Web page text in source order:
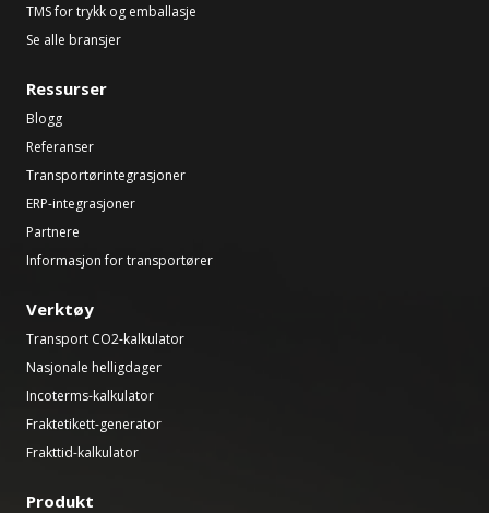
TMS for trykk og emballasje
Se alle bransjer
Ressurser
Blogg
Referanser
Transportørintegrasjoner
ERP-integrasjoner
Partnere
Informasjon for transportører
Verktøy
Transport CO2-kalkulator
Nasjonale helligdager
Incoterms-kalkulator
Fraktetikett-generator
Frakttid-kalkulator
Produkt